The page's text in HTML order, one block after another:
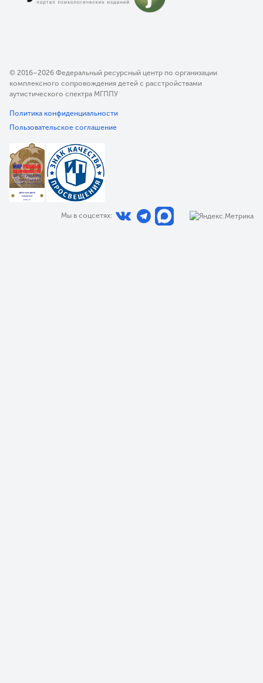
© 2016–2026 Федеральный ресурсный центр по организации
комплексного сопровождения детей с расстройствами
аутистического спектра МГППУ
Политика конфиденциальности
Пользовательское соглашение
Мы в соцсетях: